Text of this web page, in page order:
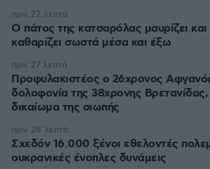
Ο πάτος της κατσαρόλας μαυρίζει και
καθαρίζει σωστά μέσα και έξω
πριν 22 λεπτά
Προφυλακιστέος ο 26χρονος
δολοφονία της 38χρονης
δικαίωμα της σιωπής
πριν 27 λεπτά
Σχεδόν 16.000 ξένοι εθελοντές
ουκρανικές ένοπλες δυνάμεις
πριν 28 λεπτά